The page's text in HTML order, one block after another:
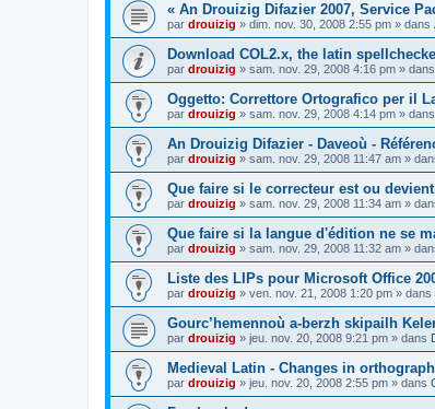
« An Drouizig Difazier 2007, Service
par drouizig » dim. nov. 30, 2008 2:55 pm » dans
Download COL2.x, the latin
par drouizig » sam. nov. 29, 2008 4:16 pm » dans
Oggetto: Correttore Ortografico per il
par drouizig » sam. nov. 29, 2008 4:14 pm » dans
An Drouizig Difazier - Daveoù -
par drouizig » sam. nov. 29, 2008 11:47 am »
Que faire si le correcteur est ou
par drouizig » sam. nov. 29, 2008 11:34 am »
Que faire si la langue d'édition ne se
par drouizig » sam. nov. 29, 2008 11:32 am »
Liste des LIPs pour Microsoft Office
par drouizig » ven. nov. 21, 2008 1:20 pm » dans
Gourc’hemennoù a-berzh skipailh
par drouizig » jeu. nov. 20, 2008 9:21 pm » dans
Medieval Latin - Changes in
par drouizig » jeu. nov. 20, 2008 2:55 pm » dans